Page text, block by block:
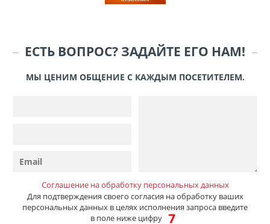
ЕСТЬ ВОПРОС? ЗАДАЙТЕ ЕГО НАМ!
МЫ ЦЕНИМ ОБЩЕНИЕ С КАЖДЫМ ПОСЕТИТЕЛЕМ.
Соглашение на обработку персональных данных
Для подтверждения своего согласия на обработку ваших
персональных данных в целях исполнения запроса введите
в поле ниже цифру